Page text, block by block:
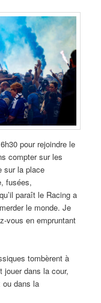
pour rejoindre le
compter sur les
sur la place
fusées,
paraît le Racing a
le monde. Je
vous en empruntant
tombèrent à
jouer dans la cour,
dans la